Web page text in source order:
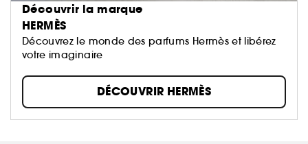
Découvrir la marque
HERMÈS
Découvrez le monde des parfums Hermès et libérez
votre imaginaire
DÉCOUVRIR HERMÈS